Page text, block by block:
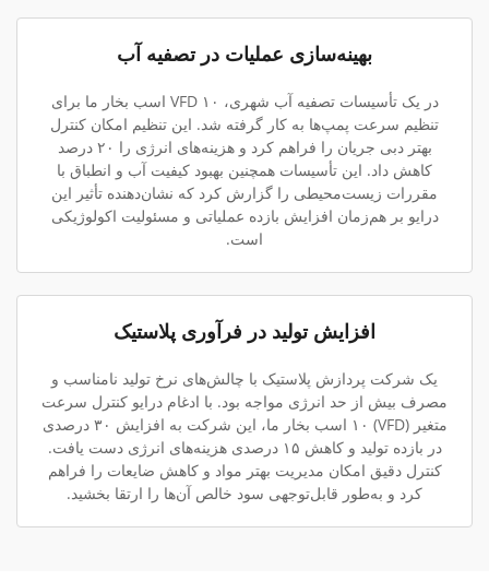
بهینه‌سازی عملیات در تصفیه آب
در یک تأسیسات تصفیه آب شهری، VFD ۱۰ اسب بخار ما برای
تنظیم سرعت پمپ‌ها به کار گرفته شد. این تنظیم امکان کنترل
بهتر دبی جریان را فراهم کرد و هزینه‌های انرژی را ۲۰ درصد
کاهش داد. این تأسیسات همچنین بهبود کیفیت آب و انطباق با
مقررات زیست‌محیطی را گزارش کرد که نشان‌دهنده تأثیر این
درایو بر هم‌زمان افزایش بازده عملیاتی و مسئولیت اکولوژیکی
است.
افزایش تولید در فرآوری پلاستیک
یک شرکت پردازش پلاستیک با چالش‌های نرخ تولید نامناسب و
مصرف بیش از حد انرژی مواجه بود. با ادغام درایو کنترل سرعت
متغیر (VFD) ۱۰ اسب بخار ما، این شرکت به افزایش ۳۰ درصدی
در بازده تولید و کاهش ۱۵ درصدی هزینه‌های انرژی دست یافت.
کنترل دقیق امکان مدیریت بهتر مواد و کاهش ضایعات را فراهم
کرد و به‌طور قابل‌توجهی سود خالص آن‌ها را ارتقا بخشید.